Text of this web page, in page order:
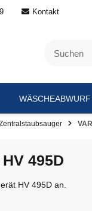
Kontakt
495D
HV 495D an.